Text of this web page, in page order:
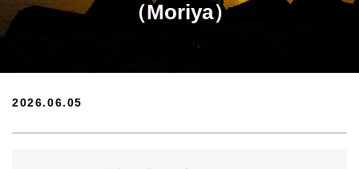
（Moriya）
2026.06.05